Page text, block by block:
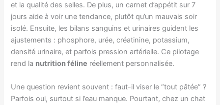
et la qualité des selles. De plus, un carnet d’appétit sur 7
jours aide à voir une tendance, plutôt qu’un mauvais soir
isolé. Ensuite, les bilans sanguins et urinaires guident les
ajustements : phosphore, urée, créatinine, potassium,
densité urinaire, et parfois pression artérielle. Ce pilotage
rend la nutrition féline réellement personnalisée.
Une question revient souvent : faut-il viser le “tout pâtée” ?
Parfois oui, surtout si l’eau manque. Pourtant, chez un chat